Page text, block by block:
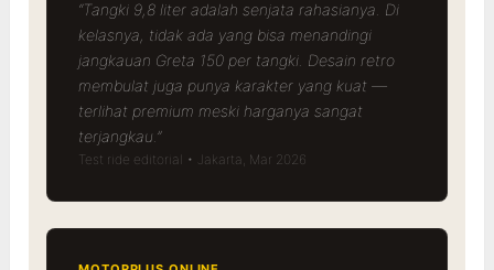
“Tangki 9,8 liter adalah senjata rahasianya. Di
kelasnya, tidak ada yang bisa menandingi
jangkauan Greta 150 per tangki. Desain retro
membulat juga punya karakter yang kuat —
terlihat premium meski harganya sangat
terjangkau.”
Test ride editorial • Jakarta, Mar 2026